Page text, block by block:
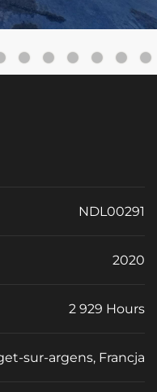
NDL00291
2020
2 929 Hours
sur-argens, Francja